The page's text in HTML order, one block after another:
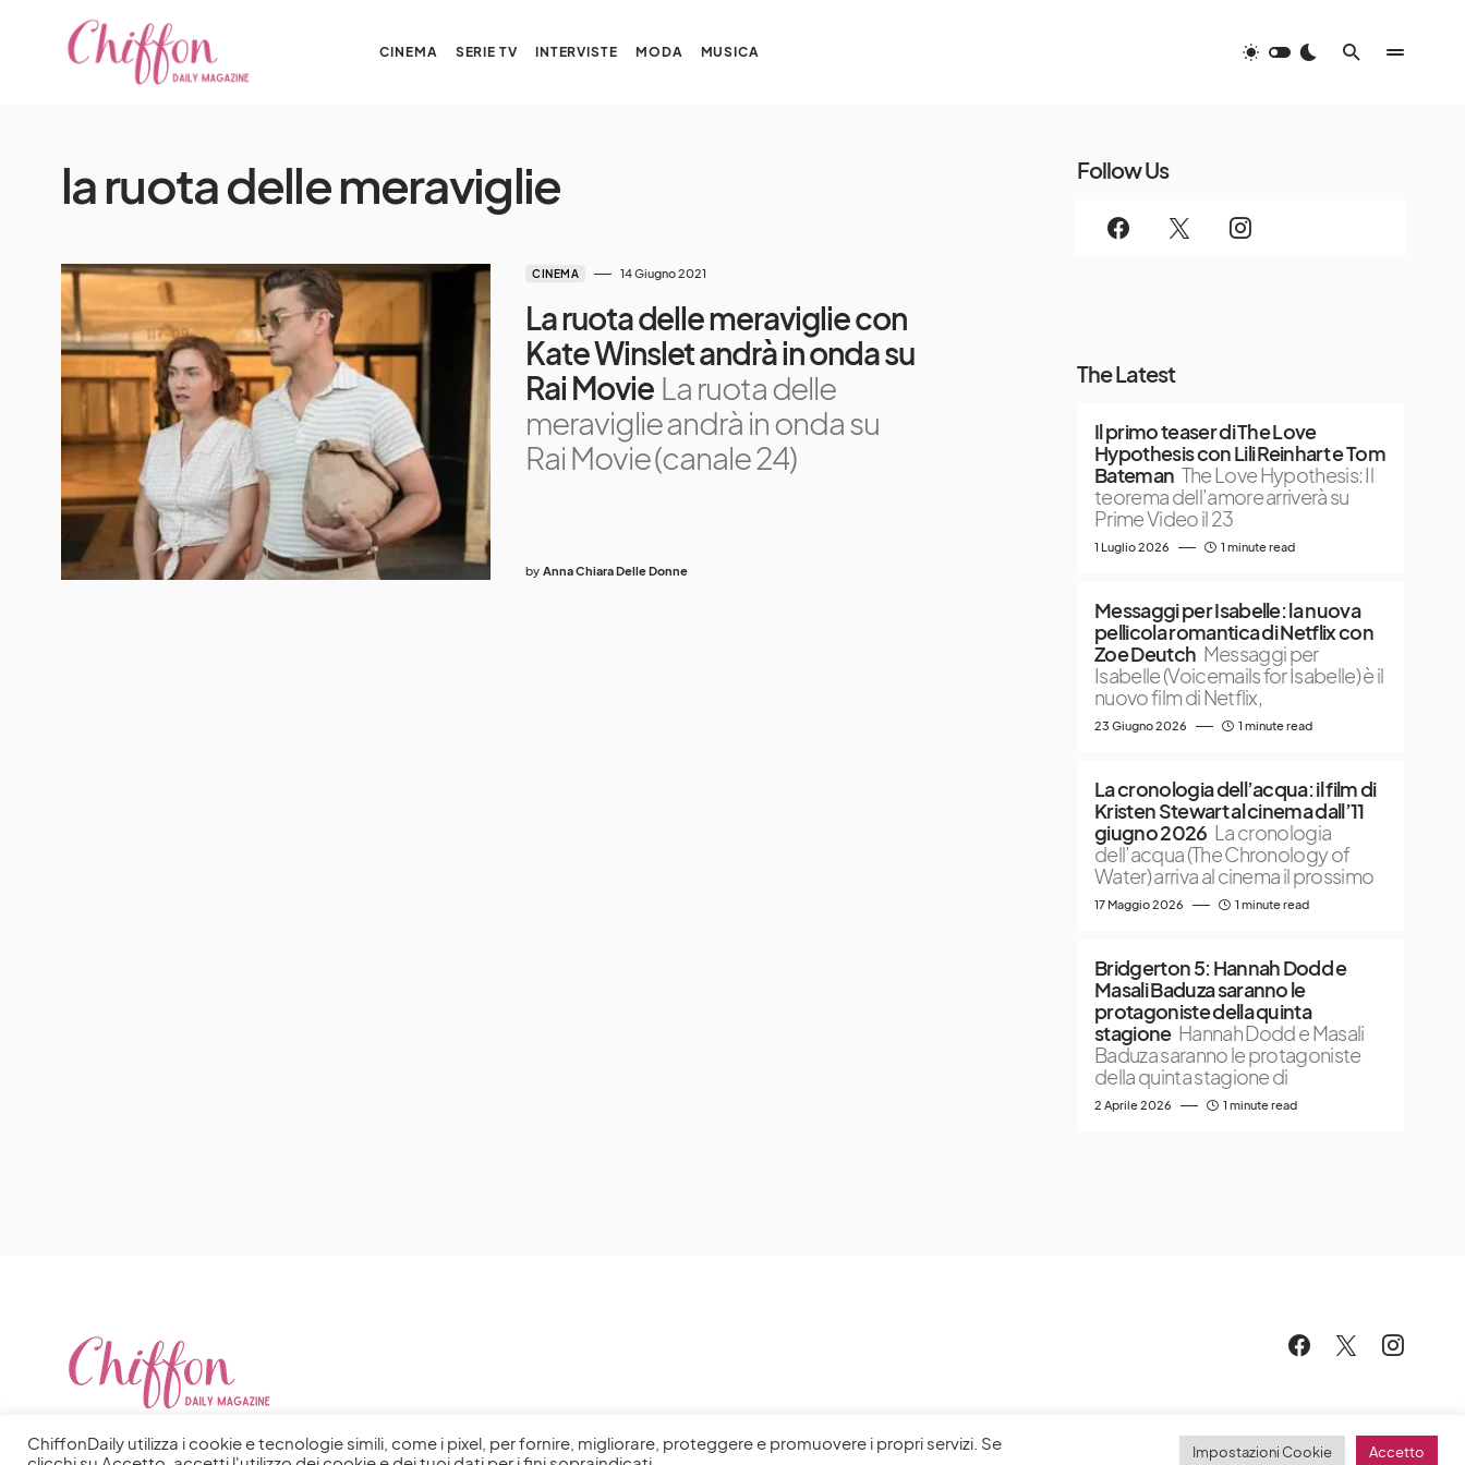
CINEMA SERIE TV INTERVISTE MODA MUSICA
la ruota delle meraviglie
CINEMA 14 Giugno 2021
La ruota delle meraviglie con
Kate Winslet andrà in onda su
Rai Movie La ruota delle
meraviglie andrà in onda su
Rai Movie (canale 24)
by Anna Chiara Delle Donne
Follow Us
The Latest
Il primo teaser di The Love
Hypothesis con Lili Reinhart e Tom
Bateman The Love Hypothesis: Il
teorema dell’amore arriverà su
Prime Video il 23
1 Luglio 2026 1 minute read
Messaggi per Isabelle: la nuova
pellicola romantica di Netflix con
Zoe Deutch Messaggi per
Isabelle (Voicemails for Isabelle) è il
nuovo film di Netflix,
23 Giugno 2026 1 minute read
La cronologia dell’acqua: il film di
Kristen Stewart al cinema dall’11
giugno 2026 La cronologia
dell’acqua (The Chronology of
Water) arriva al cinema il prossimo
17 Maggio 2026 1 minute read
Bridgerton 5: Hannah Dodd e
Masali Baduza saranno le
protagoniste della quinta
stagione Hannah Dodd e Masali
Baduza saranno le protagoniste
della quinta stagione di
2 Aprile 2026 1 minute read
ChiffonDaily utilizza i cookie e tecnologie simili, come i pixel, per fornire, migliorare, proteggere e promuovere i propri servizi. Se
Impostazioni Cookie Accetto